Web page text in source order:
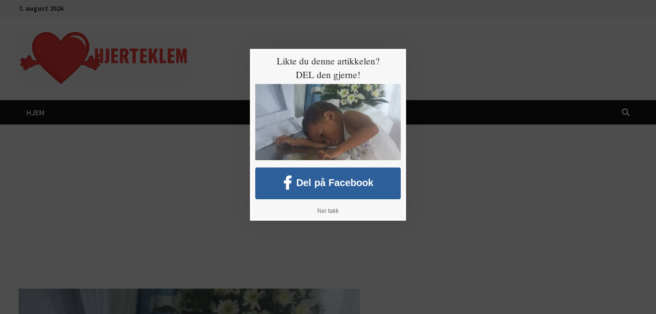
7. august 2026
HJEM
Likte du denne artikkelen?
DEL den gjerne!
Del på Facebook
Nei takk